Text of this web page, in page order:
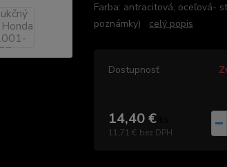
Farba: antracitová, oceľová-
poznámky) celý popis
Dostupnosť
14,40 €/
11,71 € bez DPH